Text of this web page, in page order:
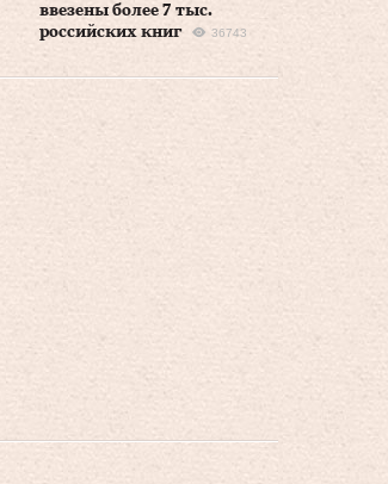
ввезены более 7 тыс.
российских книг
36743